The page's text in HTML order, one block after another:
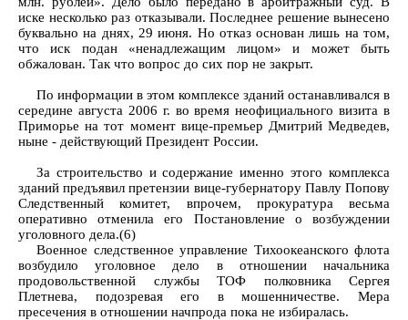
иске несколько раз отказывали. Последнее решение вынесено
буквально на днях, 29 июня. Но отказ основан лишь на том,
что иск подан «ненадлежащим лицом» и может быть
обжалован. Так что вопрос до сих пор не закрыт.
По информации в этом комплексе зданий останавливался в
середине августа 2006 г. во время неофициального визита в
Приморье на тот момент вице-премьер Дмитрий Медведев,
ныне - действующий Президент России.
За строительство и содержание именно этого комплекса
зданий предъявил претензии вице-губернатору Павлу Попову
Следственный комитет, впрочем, прокуратура весьма
оперативно отменила его Постановление о возбуждении
уголовного дела.(6)
Военное следственное управление Тихоокеанского флота
возбудило уголовное дело в отношении начальника
продовольственной службы ТОФ полковника Сергея
Плетнева, подозревая его в мошенничестве. Мера
пресечения в отношении начпрода пока не избиралась.